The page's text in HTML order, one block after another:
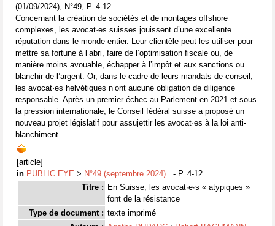
(01/09/2024), N°49, P. 4-12
Concernant la création de sociétés et de montages offshore
complexes, les avocat·es suisses jouissent d’une excellente
réputation dans le monde entier. Leur clientèle peut les utiliser pour
mettre sa fortune à l’abri, faire de l’optimisation fiscale ou, de
manière moins avouable, échapper à l’impôt et aux sanctions ou
blanchir de l’argent. Or, dans le cadre de leurs mandats de conseil,
les avocat·es helvétiques n’ont aucune obligation de diligence
responsable. Après un premier échec au Parlement en 2021 et sous
la pression internationale, le Conseil fédéral suisse a proposé un
nouveau projet législatif pour assujettir les avocat·es à la loi anti-
blanchiment.
[article]
in PUBLIC EYE > N°49 (septembre 2024) . - P. 4-12
Titre : En Suisse, les avocat∙e∙s « atypiques »
font de la résistance
Type de document : texte imprimé